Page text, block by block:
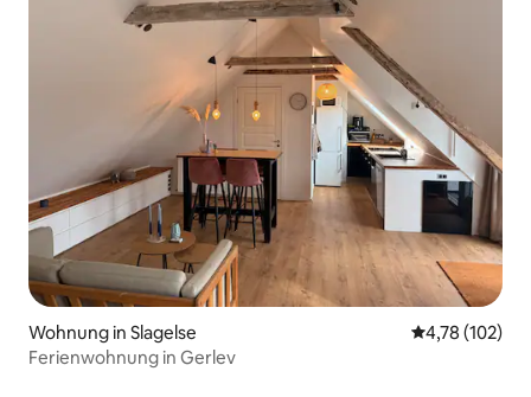
Wohnung in Slagelse
4,78 (102)
Ferienwohnung in Gerlev